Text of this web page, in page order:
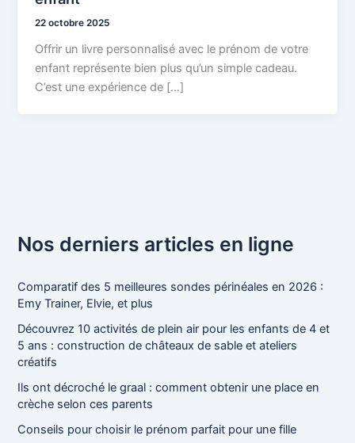
22 octobre 2025
Offrir un livre personnalisé avec le prénom de votre
enfant représente bien plus qu’un simple cadeau.
C’est une expérience de […]
Nos derniers articles en ligne
Comparatif des 5 meilleures sondes périnéales en 2026 :
Emy Trainer, Elvie, et plus
Découvrez 10 activités de plein air pour les enfants de 4 et
5 ans : construction de châteaux de sable et ateliers
créatifs
Ils ont décroché le graal : comment obtenir une place en
crèche selon ces parents
Conseils pour choisir le prénom parfait pour une fille